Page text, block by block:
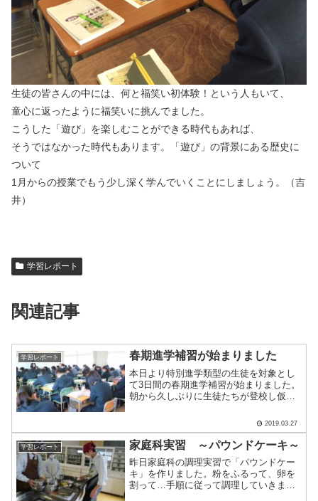
生徒の皆さんの中には、何と福笑い初体験！という人もいて、
童心に返ったように福笑いに挑んでました。
こうした「遊び」を楽しむことができる時代もあれば、
そうではなかった時代もあります。「遊び」の背景にある歴史に
ついて
1月からの授業でもう少し深く学んでいくことにしましょう。（吉
井）
学習レポート
関連記事
学習レポート 春期進学補習が始まりました
本日より特別進学類型の生徒を対象とし
て3日間の春期進学補習が始まりました。
朝から久しぶりに生徒たちが登校し仮の
も2年生も熱心に先生の言葉をメモしてい
ました。現3年生にとって来年度は進路決
定の年となります.....
2019.03.27
学習レポート 家庭科実習 ～パウンドケーキ～
昨日家庭科の調理実習で「パウンドケー
キ」を作りました。粉をふるって、卵を
割って…手順に従って調理していきま